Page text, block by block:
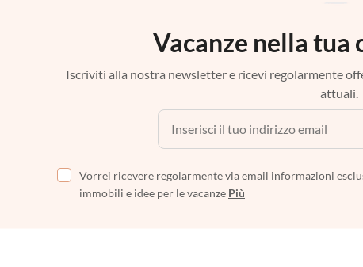
Vacanze nella tua
Iscriviti alla nostra newsletter e ricevi regolarmente
attuali.
Vorrei ricevere regolarmente via email informazioni
immobili e idee per le vacanze Più